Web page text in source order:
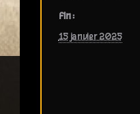
Fin :
15 janvier 2025